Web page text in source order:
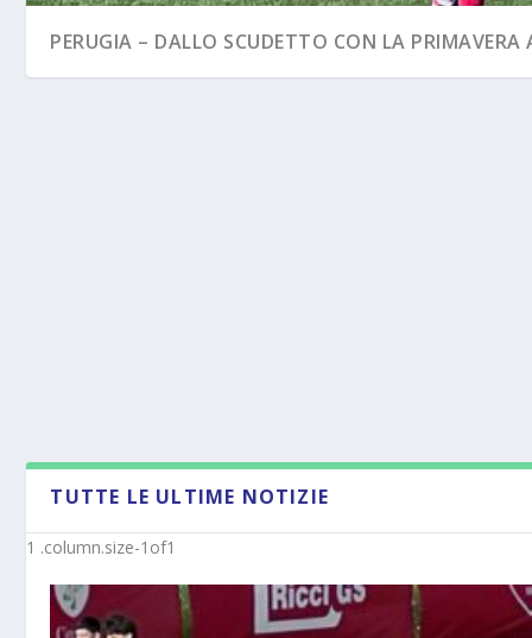
PERUGIA – DALLO SCUDETTO CON LA PRIMAVERA
TUTTE LE ULTIME NOTIZIE